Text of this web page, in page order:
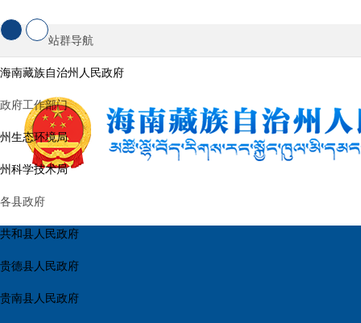
站群导航
海南藏族自治州人民政府
政府工作部门
州生态环境局
州科学技术局
各县政府
共和县人民政府
贵德县人民政府
贵南县人民政府